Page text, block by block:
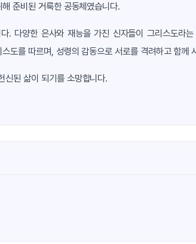
준비된 거룩한 공동체였습니다.
. 다양한 은사와 재능을 가진 신자들이 그리스도라
도를 따르며, 성령의 감동으로 서로를 격려하고 함께
신된 삶이 되기를 소망합니다.